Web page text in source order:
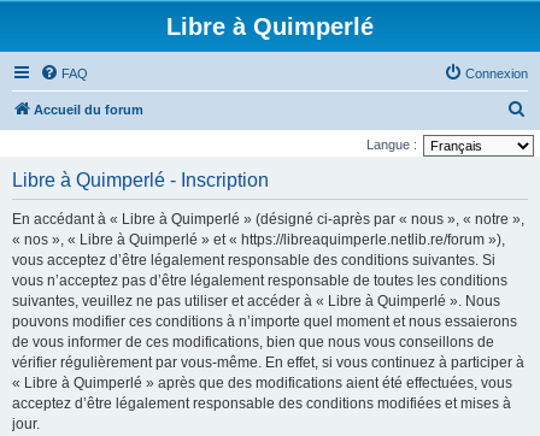
Libre à Quimperlé
FAQ Connexion
Accueil du forum
e
Langue :
Libre à Quimperlé - Inscription
En accédant à « Libre à Quimperlé » (désigné ci-après par « nous », « notre »,
« nos », « Libre à Quimperlé » et « https://libreaquimperle.netlib.re/forum »),
vous acceptez d’être légalement responsable des conditions suivantes. Si
vous n’acceptez pas d’être légalement responsable de toutes les conditions
suivantes, veuillez ne pas utiliser et accéder à « Libre à Quimperlé ». Nous
pouvons modifier ces conditions à n’importe quel moment et nous essaierons
de vous informer de ces modifications, bien que nous vous conseillons de
vérifier régulièrement par vous-même. En effet, si vous continuez à participer à
« Libre à Quimperlé » après que des modifications aient été effectuées, vous
acceptez d’être légalement responsable des conditions modifiées et mises à
jour.